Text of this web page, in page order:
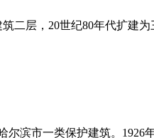
二层，20世纪80年代扩建
尔滨市一类保护建筑。1926